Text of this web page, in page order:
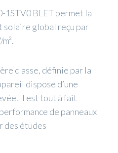
1STV0 BLET permet la
solaire global reçu par
classe, définie par la
dispose d’une
Il est tout à fait
de panneaux
des études